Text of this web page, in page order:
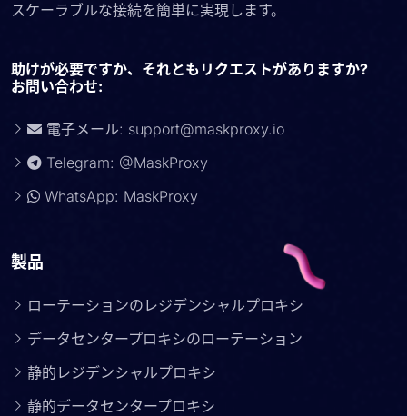
スケーラブルな接続を簡単に実現します。
助けが必要ですか、それともリクエストがありますか?
お問い合わせ:
電子メール: support@maskproxy.io
Telegram: @MaskProxy
WhatsApp: MaskProxy
製品
ローテーションのレジデンシャルプロキシ
データセンタープロキシのローテーション
静的レジデンシャルプロキシ
静的データセンタープロキシ